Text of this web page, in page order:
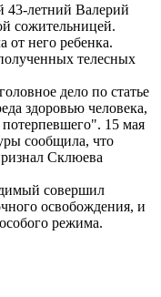
43-летний Валерий
сожительницей.
него ребенка.
телесных
дело по статье
здоровью человека,
15 мая
сообщила, что
Склюева
совершил
освобождения, и
режима.